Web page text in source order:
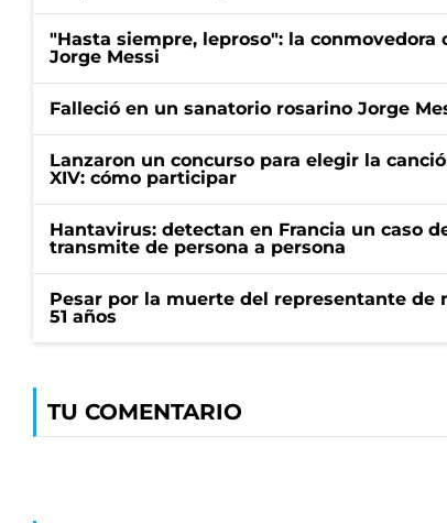
"Hasta siempre, leproso": la conmovedora
Jorge Messi
Falleció en un sanatorio rosarino Jorge
Lanzaron un concurso para elegir la
XIV: cómo participar
Hantavirus: detectan en Francia un caso
transmite de persona a persona
Pesar por la muerte del representante de
51 años
TU COMENTARIO